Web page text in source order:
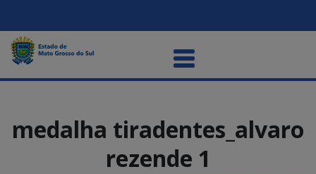
medalha tiradentes_alvaro
rezende 1